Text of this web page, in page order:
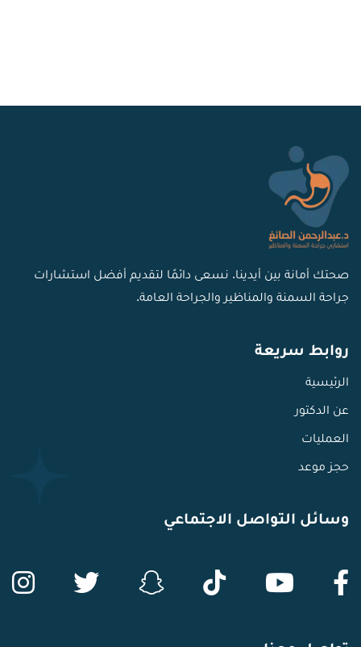
صحتك أمانة بين أيدينا. نسعى دائمًا لتقديم أفضل استشارات
جراحة السمنة والمناظير والجراحة العامة.
روابط سريعة
الرئيسية
عن الدكتور
العمليات
حجز موعد
وسائل التواصل الاجتماعي